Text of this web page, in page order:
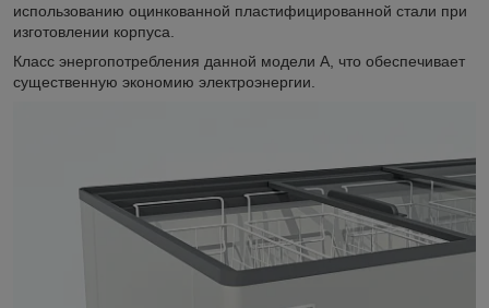
использованию оцинкованной пластифицированной стали при
изготовлении корпуса.
Класс энергопотребления данной модели А, что обеспечивает
существенную экономию электроэнергии.